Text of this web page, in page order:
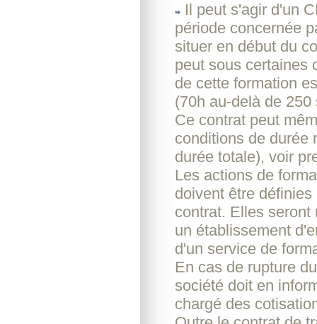
Il peut s'agir d'un
période concernée
situer en début du
peut sous certaines
de cette formation
(70h au-delà de 250
Ce contrat peut
conditions de durée
durée totale), voir
Les actions de
doivent être
contrat. Elles
un établissement
d'un service de
En cas de rupture
société doit en
chargé des